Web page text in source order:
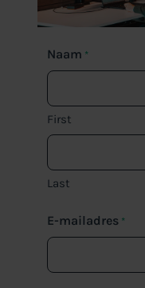
Naam *
First
Last
E-mailadres *